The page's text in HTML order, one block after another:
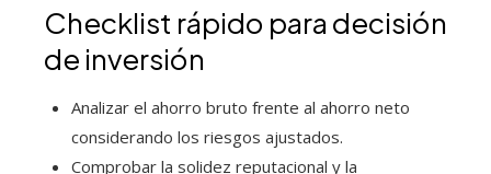
Checklist rápido para decisión
de inversión
Analizar el ahorro bruto frente al ahorro neto
considerando los riesgos ajustados.
Comprobar la solidez reputacional y la